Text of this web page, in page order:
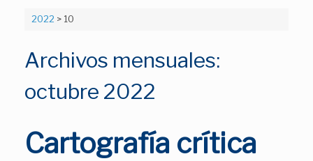
2022 > 10
Archivos mensuales:
octubre 2022
Cartografía crítica